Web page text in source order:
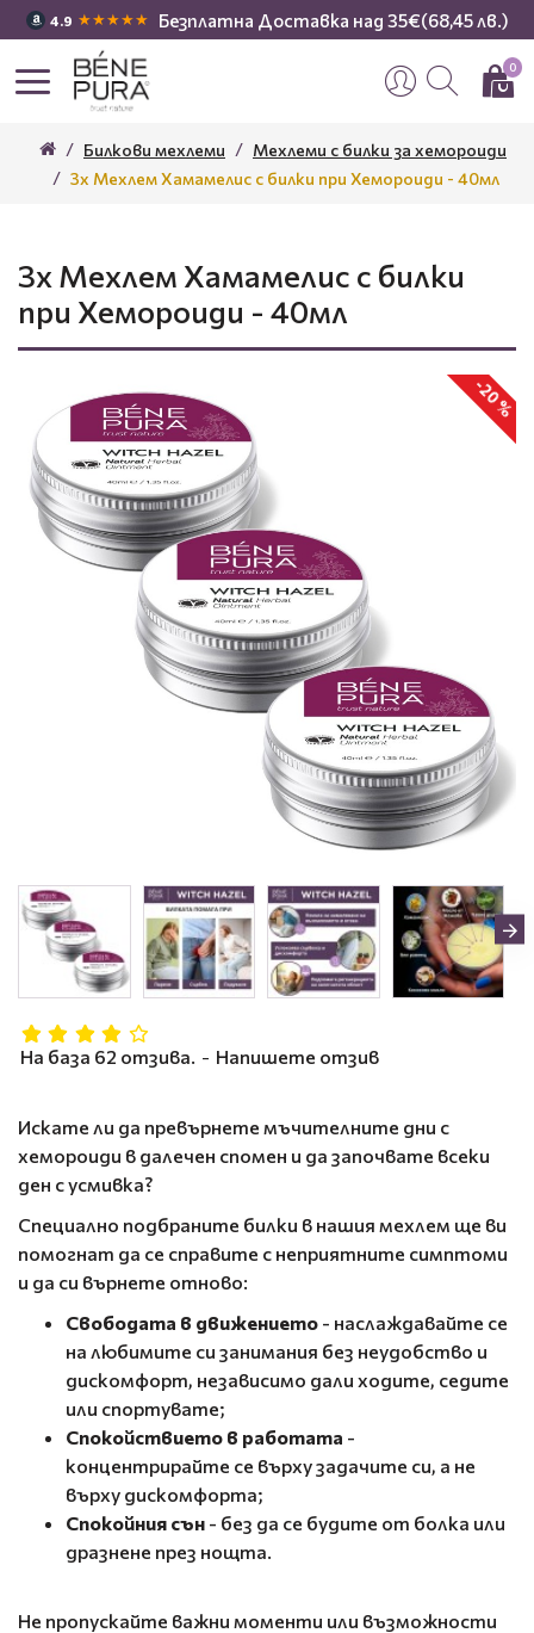
4.9 ★★★★★ Безплатна Доставка над 35€(68,45 лв.)
0
Билкови мехлеми
Мехлеми с билки за хемороиди
3x Мехлем Хамамелис с билки при Хемороиди - 40мл
3x Мехлем Хамамелис с билки
при Хемороиди - 40мл
-20 %
Искате ли да превърнете мъчителните дни с
хемороиди в далечен спомен и да започвате всеки
ден с усмивка?
Специално подбраните билки в нашия мехлем ще ви
помогнат да се справите с неприятните симптоми
и да си върнете отново:
Свободата в движението - наслаждавайте се
на любимите си занимания без неудобство и
дискомфорт, независимо дали ходите, седите
или спортувате;
Спокойствието в работата -
концентрирайте се върху задачите си, а не
върху дискомфорта;
Спокойния сън - без да се будите от болка или
дразнене през нощта.
Не пропускайте важни моменти или възможности
На база 62 отзива. - Напишете отзив